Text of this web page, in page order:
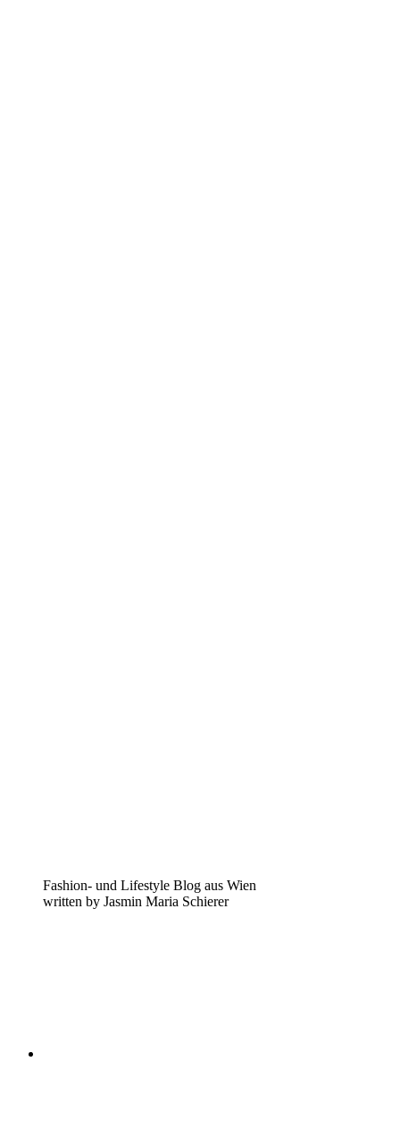
Fashion- und Lifestyle Blog aus Wien
written by Jasmin Maria Schierer